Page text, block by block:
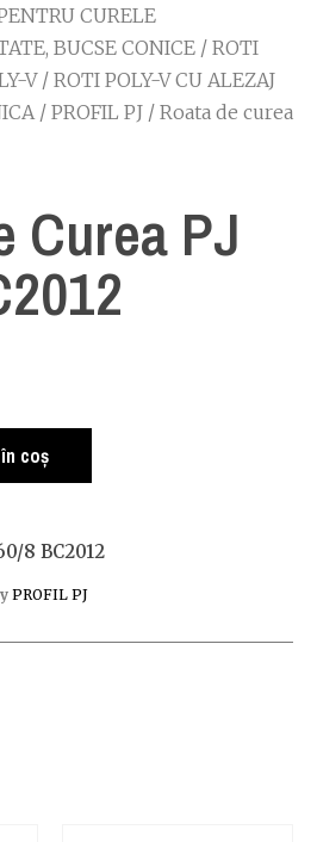
CURELE
BUCSE CONICE / ROTI
V/ ROTI POLY-V CU ALEZAJ
/ PROFIL PJ / Roata de curea
Curea PJ
coș
8 BC2012
PROFIL PJ